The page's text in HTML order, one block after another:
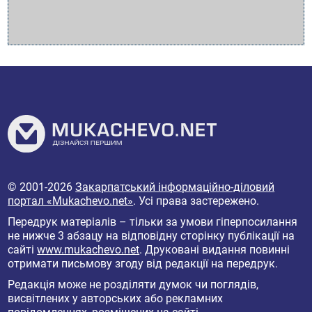
© 2001-2026Закарпатський інформаційно-діловий
портал «Mukachevo.net». Усі права застережено.
Передрук матеріалів – тільки за умови гіперпосилання
не нижче 3 абзацу на відповідну сторінку публікації на
сайтіwww.mukachevo.net. Друковані видання повинні
отримати письмову згоду від редакції на передрук.
Редакція може не розділяти думок чи поглядів,
висвітлених у авторських або рекламних